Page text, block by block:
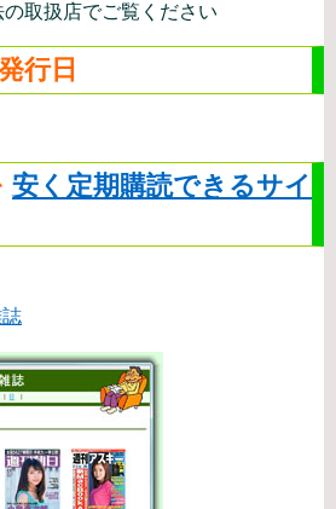
取扱店でご覧ください
行日
安く定期購読できるサイ